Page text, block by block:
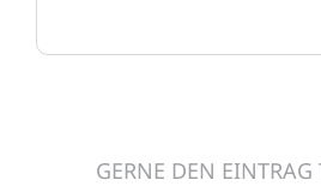
GERNE DEN EINTRAG